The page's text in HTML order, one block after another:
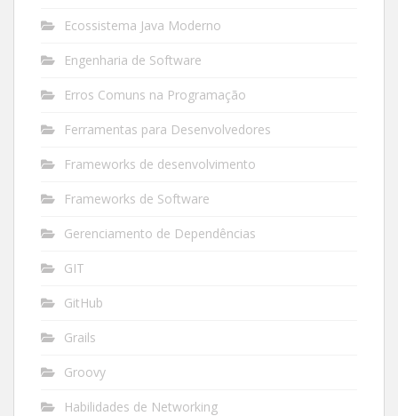
Ecossistema Java Moderno
Engenharia de Software
Erros Comuns na Programação
Ferramentas para Desenvolvedores
Frameworks de desenvolvimento
Frameworks de Software
Gerenciamento de Dependências
GIT
GitHub
Grails
Groovy
Habilidades de Networking